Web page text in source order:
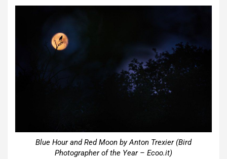
Blue Hour and Red Moon by Anton Trexier (Bird
Photographer of the Year – Ecoo.it)